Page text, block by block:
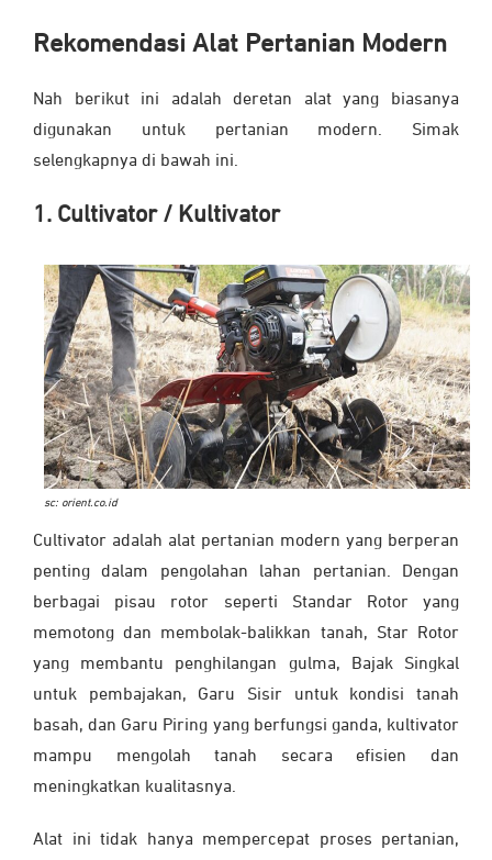
Rekomendasi Alat Pertanian Modern
Nah berikut ini adalah deretan alat yang biasanya
digunakan untuk pertanian modern. Simak
selengkapnya di bawah ini.
1. Cultivator / Kultivator
sc: orient.co.id
Cultivator adalah alat pertanian modern yang berperan
penting dalam pengolahan lahan pertanian. Dengan
berbagai pisau rotor seperti Standar Rotor yang
memotong dan membolak-balikkan tanah, Star Rotor
yang membantu penghilangan gulma, Bajak Singkal
untuk pembajakan, Garu Sisir untuk kondisi tanah
basah, dan Garu Piring yang berfungsi ganda, kultivator
mampu mengolah tanah secara efisien dan
meningkatkan kualitasnya.
Alat ini tidak hanya mempercepat proses pertanian,